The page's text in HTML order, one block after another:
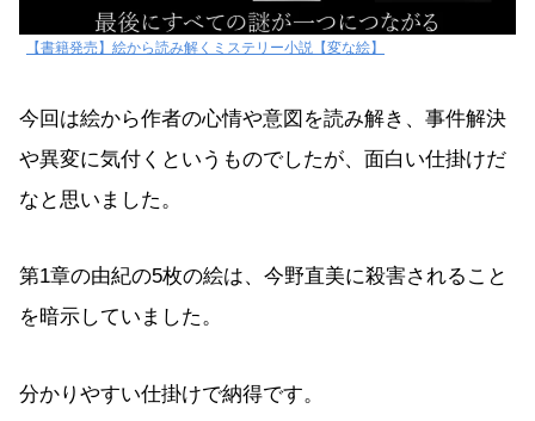
【書籍発売】絵から読み解くミステリー小説【変な絵】
今回は絵から作者の心情や意図を読み解き、事件解決
や異変に気付くというものでしたが、面白い仕掛けだ
なと思いました。
第1章の由紀の5枚の絵は、今野直美に殺害されること
を暗示していました。
分かりやすい仕掛けで納得です。